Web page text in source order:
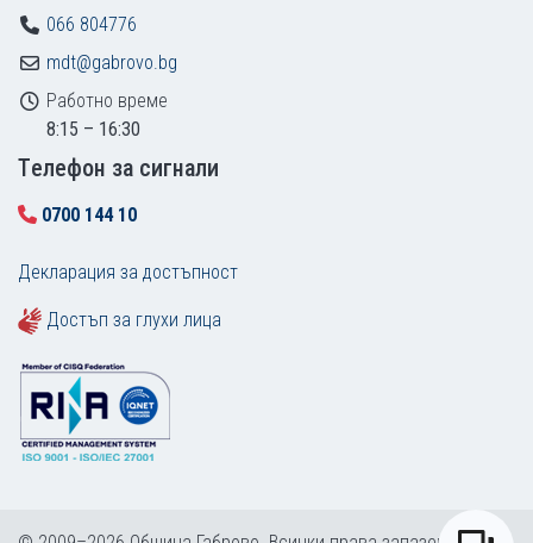
066 804776
mdt@gabrovo.bg
Работно време
8:15 – 16:30
Tелефон за сигнали
0700 144 10
Декларация за достъпност
Достъп за глухи лица